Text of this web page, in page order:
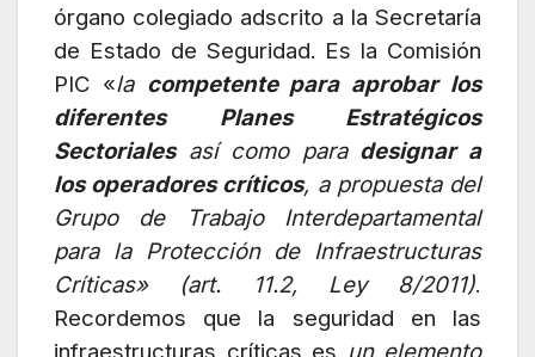
órgano colegiado adscrito a la Secretaría
de Estado de Seguridad. Es la Comisión
PIC «la competente para aprobar los
diferentes Planes Estratégicos
Sectorialesasí como para designar a
los operadores críticos, a propuesta del
Grupo de Trabajo Interdepartamental
para la Protección de Infraestructuras
Críticas» (art. 11.2, Ley 8/2011).
Recordemos que la seguridad en las